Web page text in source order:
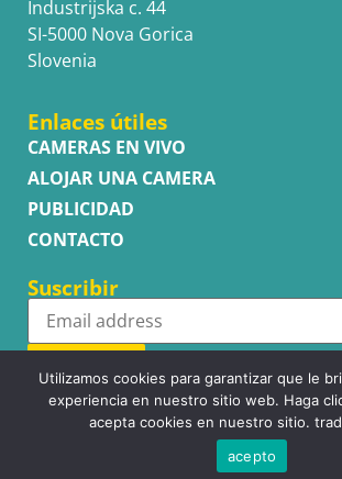
Industrijska c. 44
SI-5000 Nova Gorica
Slovenia
Enlaces útiles
CAMERAS EN VIVO
ALOJAR UNA CAMERA
PUBLICIDAD
CONTACTO
Suscribir
Subscribe
Copyright © WhatsupCams 2016 - 2026. All
Utilizamos cookies para garantizar que le
experiencia en nuestro sitio web. Haga
acepta cookies en nuestro sitio.
acepto